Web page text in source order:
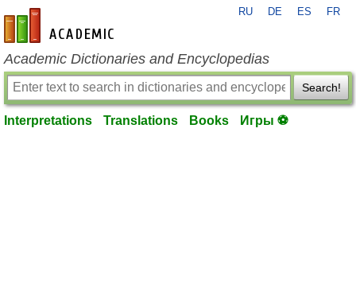
en-academic.com
RU DE ES FR
Academic Dictionaries and Encyclopedias
Search!
Interpretations Translations Books Игры ⚽